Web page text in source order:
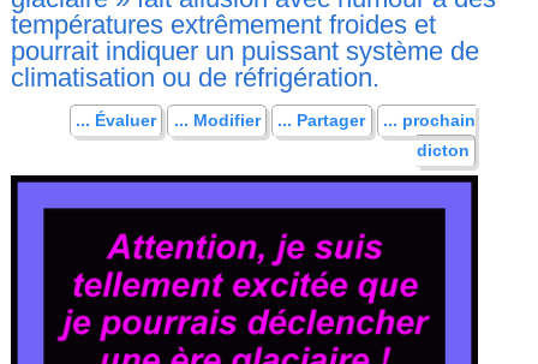
températures extrêmement froides et
pourrait indiquer un puissant système de
climatisation ou de réfrigération.
... Évaluer ... Modifier ... Partager
... prochain
dicton